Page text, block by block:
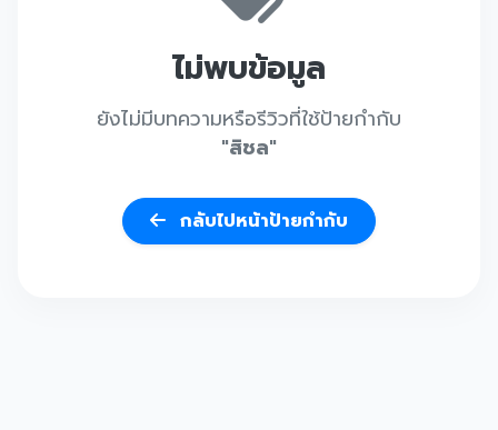
ไม่พบข้อมูล
ยังไม่มีบทความหรือรีวิวที่ใช้ป้ายกำกับ
"สิชล"
กลับไปหน้าป้ายกำกับ